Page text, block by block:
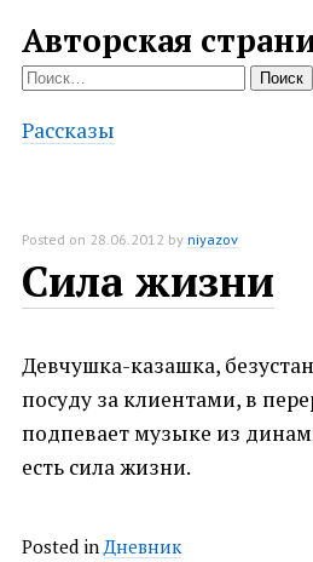
Авторская
Найти:
Рассказы
Posted on 28.06.2012 byniyazov
Сила жизни
Девчушка-казашка,
посуду за клиентами, в
подпевает музыке из
есть сила жизни.
Posted in Дневник